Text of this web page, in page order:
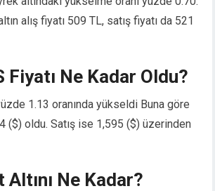
alış fiyatı 509 TL, satış fiyatı da 521
Fiyatı Ne Kadar Oldu?
1.13 oranında yükseldi Buna göre
($) oldu. Satış ise 1,595 ($) üzerinden
Ne Kadar?